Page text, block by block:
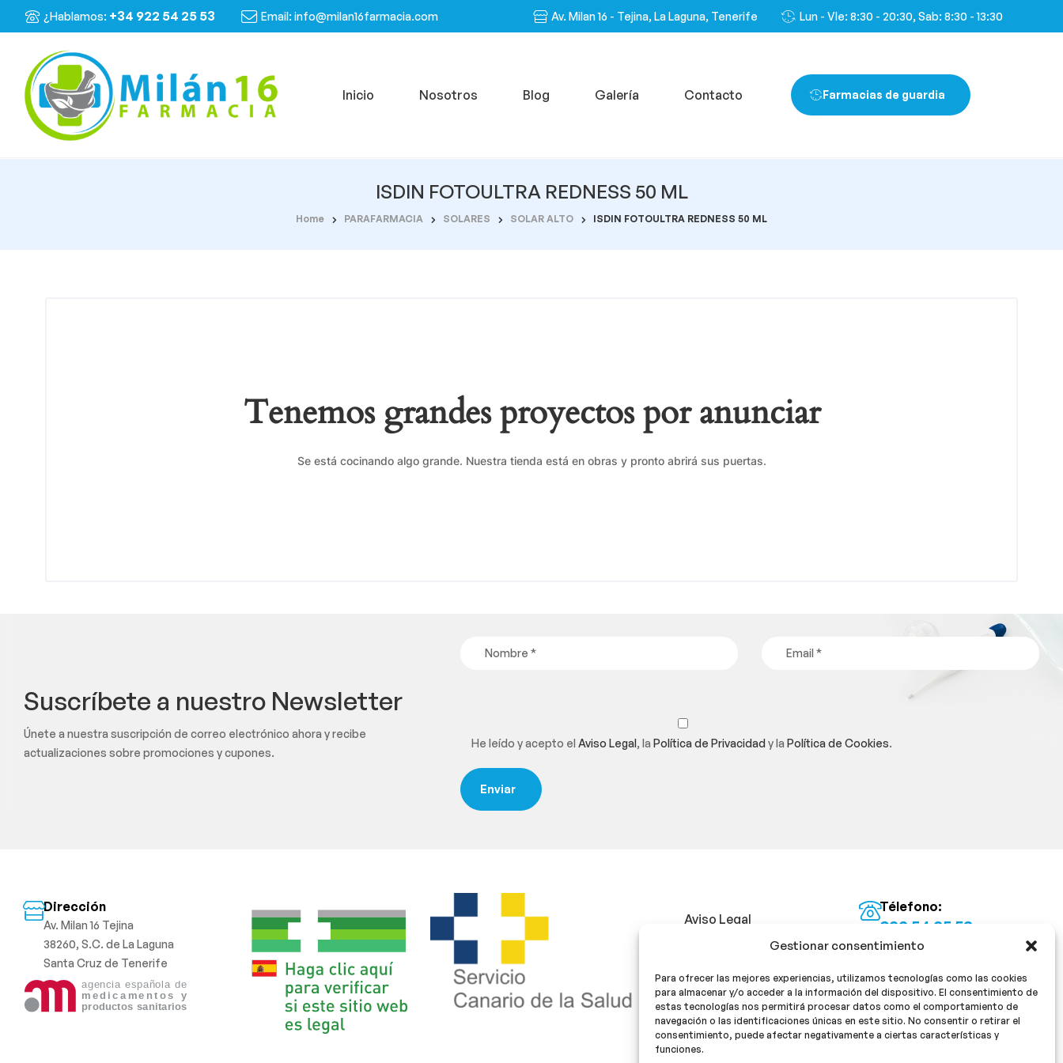
Gestionar consentimiento
Para ofrecer las mejores experiencias, utilizamos tecnologías como las cookies
para almacenar y/o acceder a la información del dispositivo. El consentimiento de
estas tecnologías nos permitirá procesar datos como el comportamiento de
navegación o las identificaciones únicas en este sitio. No consentir o retirar el
consentimiento, puede afectar negativamente a ciertas características y
funciones.
¿Hablamos: +34 922 54 25 53 Email: info@milan16farmacia.com Av. Milan 16 - Tejina, La Laguna, Tenerife Lun - VIe: 8:30 - 20:30, Sab: 8:30 - 13:30
Inicio Nosotros Blog Galería Contacto Farmacias de guardia
ISDIN FOTOULTRA REDNESS 50 ML
Home PARAFARMACIA SOLARES SOLAR ALTO ISDIN FOTOULTRA REDNESS 50 ML
Tenemos grandes proyectos por anunciar
Se está cocinando algo grande. Nuestra tienda está en obras y pronto abrirá sus puertas.
Suscríbete a nuestro Newsletter
Únete a nuestra suscripción de correo electrónico ahora y recibe
actualizaciones sobre promociones y cupones.
He leído y acepto elAviso Legal, laPolítica de Privacidady laPolítica de Cookies.
Dirección
Av. Milan 16 Tejina
38260, S.C. de La Laguna
Santa Cruz de Tenerife
Aviso Legal
Política de Privacidad
Política de cookies
Télefono:
922 54 25 53
Email:
¡Síguenos!